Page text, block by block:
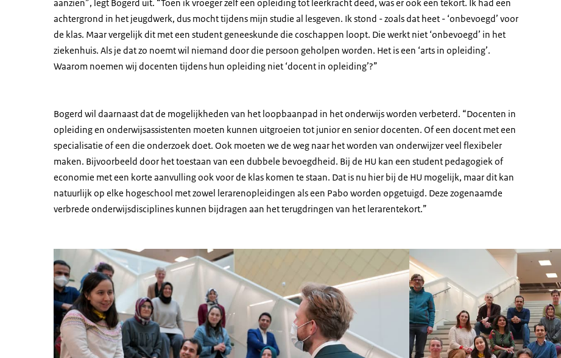
aanzien”, legt Bogerd uit. “Toen ik vroeger zelf een opleiding tot leerkracht deed, was er ook een tekort. Ik had een
achtergrond in het jeugdwerk, dus mocht tijdens mijn studie al lesgeven. Ik stond - zoals dat heet - ‘onbevoegd’ voor
de klas. Maar vergelijk dit met een student geneeskunde die coschappen loopt. Die werkt niet ‘onbevoegd’ in het
ziekenhuis. Als je dat zo noemt wil niemand door die persoon geholpen worden. Het is een ‘arts in opleiding’.
Waarom noemen wij docenten tijdens hun opleiding niet ‘docent in opleiding’?”
Bogerd wil daarnaast dat de mogelijkheden van het loopbaanpad in het onderwijs worden verbeterd. “Docenten in
opleiding en onderwijsassistenten moeten kunnen uitgroeien tot junior en senior docenten. Of een docent met een
specialisatie of een die onderzoek doet. Ook moeten we de weg naar het worden van onderwijzer veel flexibeler
maken. Bijvoorbeeld door het toestaan van een dubbele bevoegdheid. Bij de HU kan een student pedagogiek of
economie met een korte aanvulling ook voor de klas komen te staan. Dat is nu hier bij de HU mogelijk, maar dit kan
natuurlijk op elke hogeschool met zowel lerarenopleidingen als een Pabo worden opgetuigd. Deze zogenaamde
verbrede onderwijsdisciplines kunnen bijdragen aan het terugdringen van het lerarentekort.”